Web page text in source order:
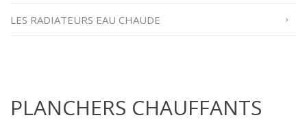
LES RADIATEURS EAU CHAUDE
PLANCHERS CHAUFFANTS